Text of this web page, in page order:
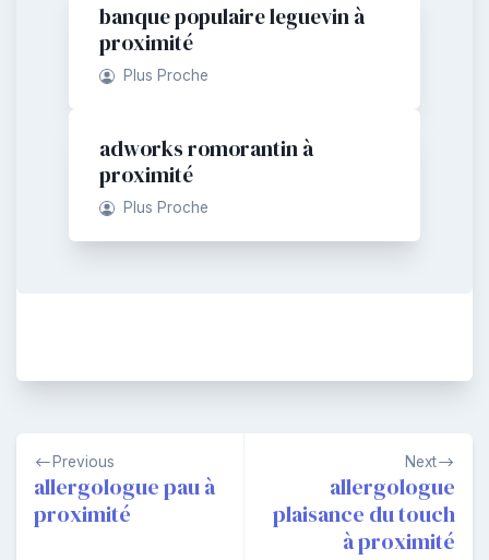
banque populaire leguevin à
proximité
Plus Proche
adworks romorantin à
proximité
Plus Proche
Navigation
de
l’article
Previous
allergologue pau à
proximité
Next
allergologue
plaisance du touch
à proximité